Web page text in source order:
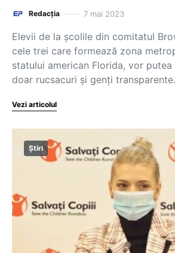
Redacția 7 mai 2023
Elevii de la şcolile din comitatul
cele trei care formează zona
statului american Florida, vor
doar rucsacuri şi genţi
Vezi articolul
Știri